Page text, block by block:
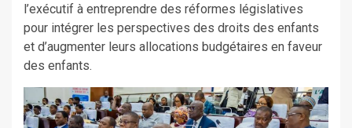
l’exécutif à entreprendre des réformes législatives
pour intégrer les perspectives des droits des enfants
et d’augmenter leurs allocations budgétaires en faveur
des enfants.